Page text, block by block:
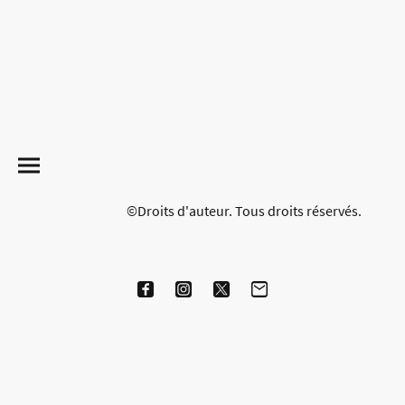
©Droits d'auteur. Tous droits réservés.